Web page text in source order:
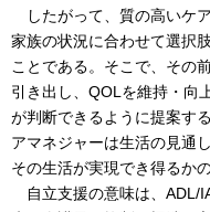
したがって、質の高いケ
家族の状況に合わせて選択
ことである。そこで、その
引き出し、QOLを維持・向
が判断できるように提案す
アマネジャーは生活の見通
その生活が実現でき得るか
自立支援の意味は、ADL/